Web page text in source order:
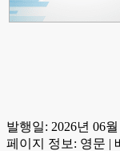
발행일: 2026년 06월
페이지 정보: 영문 |